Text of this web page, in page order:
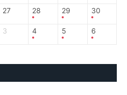
27 28 29 30
3 4 5 6